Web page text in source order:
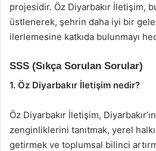
projesidir. Öz Diyarbakır İletişim,
üstlenerek, şehrin daha iyi bir
ilerlemesine katkıda bulunmayı
SSS (Sıkça Sorulan Sorular)
1. Öz Diyarbakır İletişim nedir?
Öz Diyarbakır İletişim,
zenginliklerini tanıtmak, yerel
getirmek ve toplumsal bilinci